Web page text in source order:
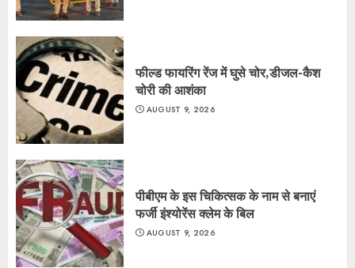
फील्ड फायरिंग रेंज में घुसे चोर,डीजल-कैश
चोरी की आशंका
AUGUST 9, 2026
पीबीएम के इस चिकित्सक के नाम से बनाएं
फर्जी इंश्योरेंस क्लेम के बिल
AUGUST 9, 2026